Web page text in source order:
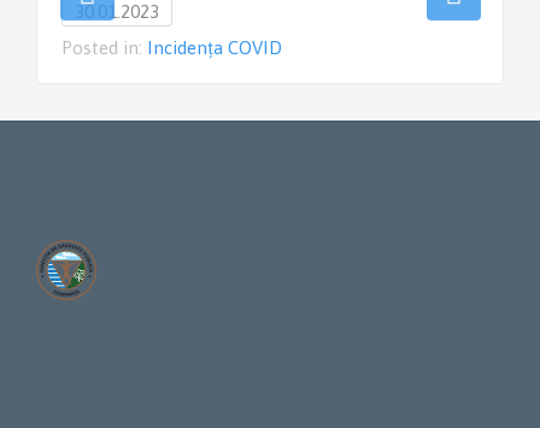
30.01.2023
Posted in: Incidența COVID